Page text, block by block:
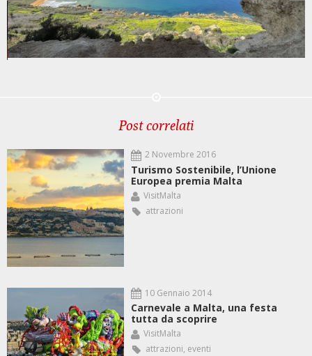
Post correlati
2 Novembre 2016
Turismo Sostenibile, l’Unione
Europea premia Malta
VisitMalta
attrazioni
10 Gennaio 2014
Carnevale a Malta, una festa
tutta da scoprire
VisitMalta
attrazioni, eventi